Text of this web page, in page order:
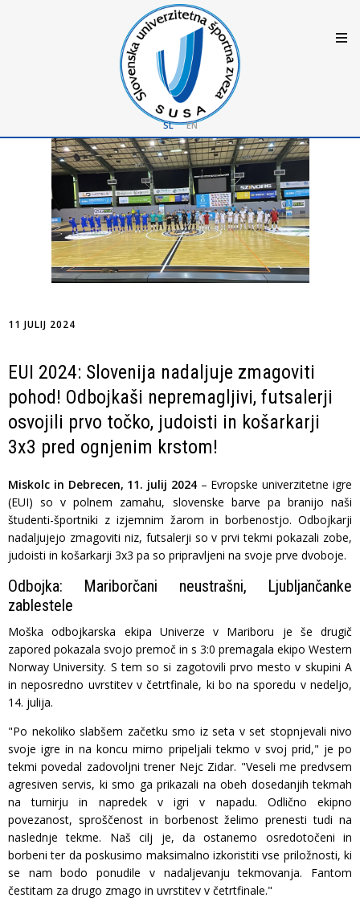
SL EN
11 JULIJ 2024
EUI 2024: Slovenija nadaljuje zmagoviti
pohod! Odbojkaši nepremagljivi, futsalerji
osvojili prvo točko, judoisti in košarkarji
3x3 pred ognjenim krstom!
Miskolc in Debrecen, 11. julij 2024– Evropske univerzitetne igre
(EUI) so v polnem zamahu, slovenske barve pa branijo naši
študenti-športniki z izjemnim žarom in borbenostjo. Odbojkarji
nadaljujejo zmagoviti niz, futsalerji so v prvi tekmi pokazali zobe,
judoisti in košarkarji 3x3 pa so pripravljeni na svoje prve dvoboje.
Odbojka: Mariborčani neustrašni, Ljubljančanke
zablestele
Moška odbojkarska ekipa Univerze v Mariboru je še drugič
zapored pokazala svojo premoč in s 3:0 premagala ekipo Western
Norway University. S tem so si zagotovili prvo mesto v skupini A
in neposredno uvrstitev v četrtfinale, ki bo na sporedu v nedeljo,
14. julija.
"Po nekoliko slabšem začetku smo iz seta v set stopnjevali nivo
svoje igre in na koncu mirno pripeljali tekmo v svoj prid," je po
tekmi povedal zadovoljni trener Nejc Zidar. "Veseli me predvsem
agresiven servis, ki smo ga prikazali na obeh dosedanjih tekmah
na turnirju in napredek v igri v napadu. Odlično ekipno
povezanost, sproščenost in borbenost želimo prenesti tudi na
naslednje tekme. Naš cilj je, da ostanemo osredotočeni in
borbeni ter da poskusimo maksimalno izkoristiti vse priložnosti, ki
se nam bodo ponudile v nadaljevanju tekmovanja. Fantom
čestitam za drugo zmago in uvrstitev v četrtfinale."